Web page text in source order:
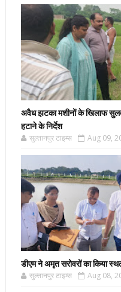
अवैध झटका मशीनों के खिलाफ
हटाने के निर्देश
सुल्तानपुर टाइम्स Aug 09,
डीएम ने अमृत सरोवरों का किया
सुल्तानपुर टाइम्स Aug 08,